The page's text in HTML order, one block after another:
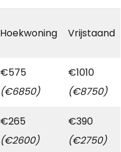
Hoekwoning Vrijstaand
€575
(€6850)
€1010
(€8750)
€265
(€2600)
€390
(€2750)